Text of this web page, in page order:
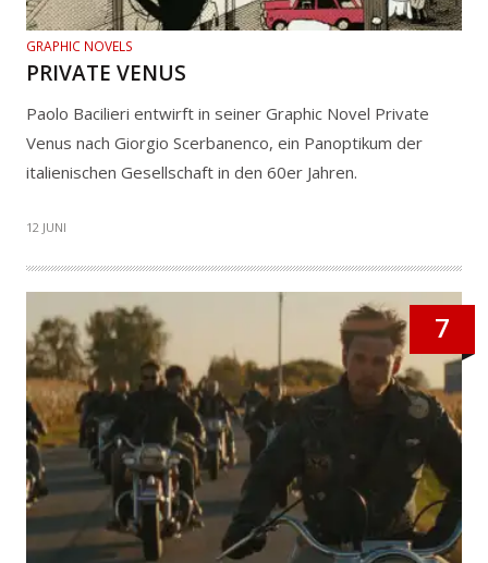
GRAPHIC NOVELS
PRIVATE VENUS
Paolo Bacilieri entwirft in seiner Graphic Novel Private
Venus nach Giorgio Scerbanenco, ein Panoptikum der
italienischen Gesellschaft in den 60er Jahren.
12 JUNI
7